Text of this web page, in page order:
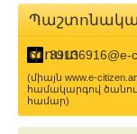
փոստ
39136916@e-
(միայն www.e-
համակարգով
համար)